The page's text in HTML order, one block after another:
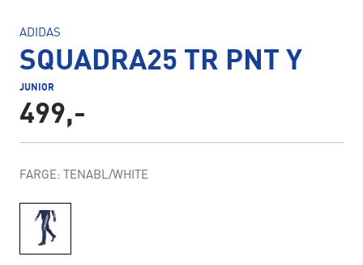
ADIDAS
SQUADRA25 TR PNT Y
JUNIOR
499,-
FARGE: TENABL/WHITE